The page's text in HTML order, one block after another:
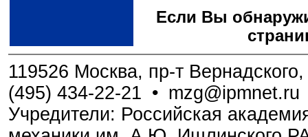
Если Вы
119526 Москва, пр-т
(495) 434-22-21 • mzg@ipmnet.ru
Учредители: Российская